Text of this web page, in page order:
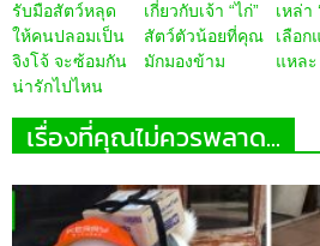
รับมือสัตว์หลุด
ให้คนปลอมเป็น
จิงโจ้ จะซ้อมกัน
น่ารักไปไหน
เกี่ยวกับเจ้า “ไก่”
สัตว์ตัวน้อยที่คุณ
มักมองข้าม
เหล่า
เลือก
แหล
เรื่องที่คุณไม่ควรพลาด...